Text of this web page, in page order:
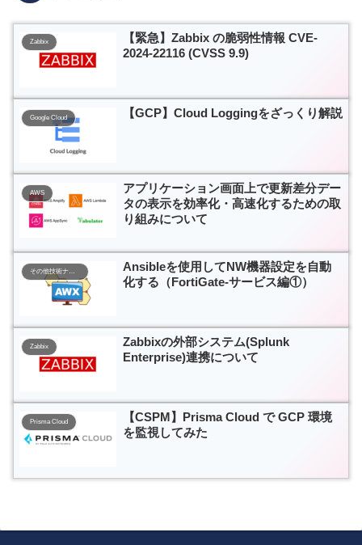
Zabbix
【緊急】Zabbix の脆弱性情報 CVE-
2024-22116 (CVSS 9.9)
Google Cloud 【GCP】Cloud Loggingをざっくり解説
AWS
アプリケーション画面上で更新差分デー
タの表示を効率化・高速化するための取
り組みについて
その他技術ナレッジ
Ansibleを使用してNW機器設定を自動
化する（FortiGate-サービス編①）
Zabbix
Zabbixの外部システム(Splunk
Enterprise)連携について
Prisma Cloud
【CSPM】Prisma Cloud で GCP 環境
を監視してみた